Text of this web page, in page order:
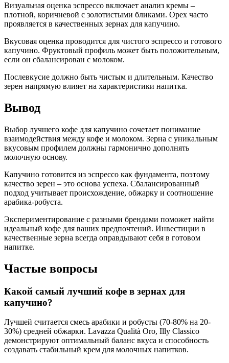
Визуальная оценка эспрессо включает анализ кремы –
плотной, коричневой с золотистыми бликами. Орех часто
проявляется в качественных зернах для капучино.
Вкусовая оценка проводится для чистого эспрессо и готового
капучино. Фруктовый профиль может быть положительным,
если он сбалансирован с молоком.
Послевкусие должно быть чистым и длительным. Качество
зерен напрямую влияет на характеристики напитка.
Вывод
Выбор лучшего кофе для капучино сочетает понимание
взаимодействия между кофе и молоком. Зерна с уникальным
вкусовым профилем должны гармонично дополнять
молочную основу.
Капучино готовится из эспрессо как фундамента, поэтому
качество зерен – это основа успеха. Сбалансированный
подход учитывает происхождение, обжарку и соотношение
арабика-робуста.
Экспериментирование с разными брендами поможет найти
идеальный кофе для ваших предпочтений. Инвестиции в
качественные зерна всегда оправдывают себя в готовом
напитке.
Частые вопросы
Какой самый лучший кофе в зернах для
капучино?
Лучшей считается смесь арабики и робусты (70-80% на 20-
30%) средней обжарки. Lavazza Qualità Oro, Illy Classico
демонстрируют оптимальный баланс вкуса и способность
создавать стабильный крем для молочных напитков.